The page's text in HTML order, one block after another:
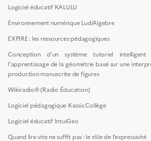
Logiciel éducatif KALULU
Environnement numérique LudiAlgebre
EXPIRE : les ressources pédagogiques
Conception d’un système tutoriel
l’apprentissage de la géométrie basé sur une
production manuscrite de figures
Wikiradio® (Radio Éducation)
Logiciel pédagogique Kassis Collège
Logiciel éducatif IntuiGeo
Quand lire vite ne suffit pas : le rôle de l’expressivité